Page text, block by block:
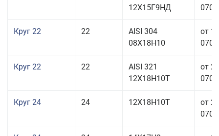
12Х15Г9НД
Круг 22 22
AISI 304
08Х18Н10
от
Круг 22 22
AISI 321
12Х18Н10Т
от
Круг 24 24 12Х18Н10Т
от